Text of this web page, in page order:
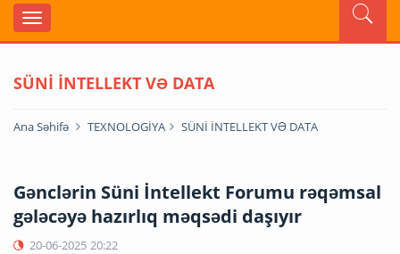
SÜNİ İNTELLEKT VƏ DATA
Ana Səhifə TEXNOLOGİYA SÜNİ İNTELLEKT VƏ DATA
Gənclərin Süni İntellekt Forumu rəqəmsal
gələcəyə hazırlıq məqsədi daşıyır
20-06-2025 20:22